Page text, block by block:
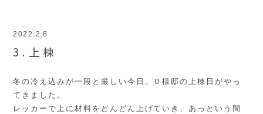
2022.2.8
3.上棟
冬の冷え込みが一段と厳しい今日。Ｏ様邸の上棟日がやっ
てきました。
レッカーで上に材料をどんどん上げていき、あっという間